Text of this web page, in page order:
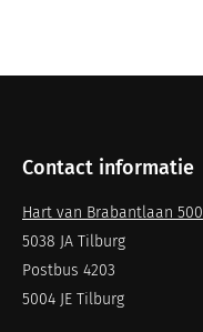
Contact informatie
Hart van Brabantlaan 500
5038 JA Tilburg
Postbus 4203
5004 JE Tilburg